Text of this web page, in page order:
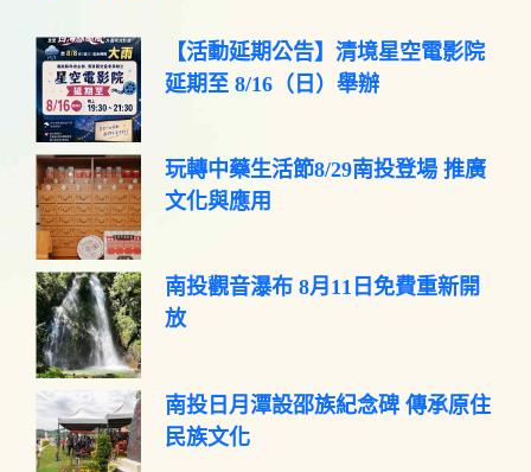
【活動延期公告】清境星空電影院
延期至 8/16（日）舉辦
玩轉中藥生活節8/29南投登場 推廣
文化與應用
南投觀音瀑布 8月11日免費重新開
放
南投日月潭設邵族紀念碑 傳承原住
民族文化